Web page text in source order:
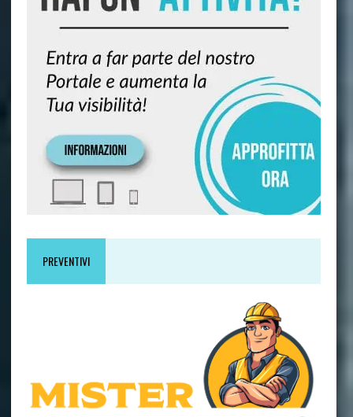
PREVENTIVI